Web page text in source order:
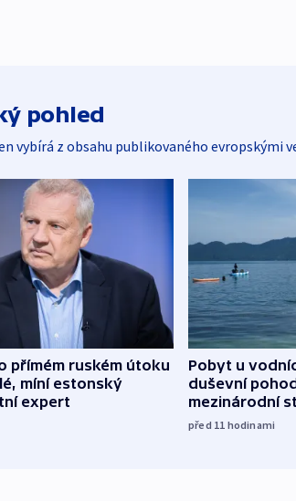
pohled
vybírá z obsahu publikovaného evropskými
přímém ruském útoku
míní estonský
expert
Pobyt u
duševní
mezinárodní
před 11 hodinami